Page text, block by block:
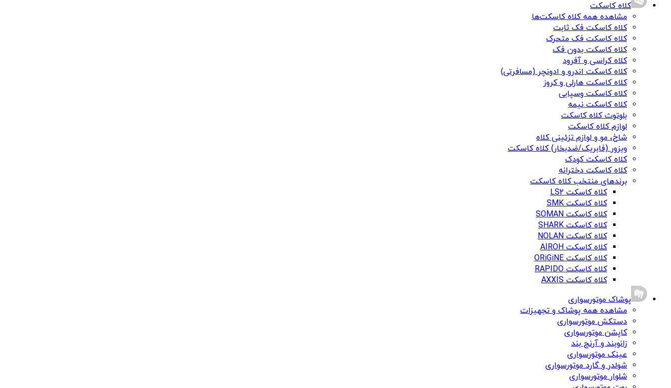
کلاه کاسکت
مشاهده همه کلاه کاسکت‌ها
کلاه کاسکت فک ثابت
کلاه کاسکت فک متحرک
کلاه کاسکت بدون فک
کلاه کراسی و آفرود
کلاه کاسکت اندرو و ادونچر (مسافرتی)
کلاه کاسکت هارلی و کروز
کلاه کاسکت وسپایی
کلاه کاسکت نیمه
بلوتوث کلاه کاسکت
لوازم کلاه کاسکت
شاخ، مو و لوازم تزئینی کلاه
ویزور (فابریک/ضدبخار) کلاه کاسکت
کلاه کاسکت کودک
کلاه کاسکت دخترانه
برندهای منتخب کلاه کاسکت
کلاه کاسکت LS2
کلاه کاسکت SMK
کلاه کاسکت SOMAN
کلاه کاسکت SHARK
کلاه کاسکت NOLAN
کلاه کاسکت AIROH
کلاه کاسکت ORiGiNE
کلاه کاسکت RAPIDO
کلاه کاسکت AXXIS
پوشاک موتورسواری
مشاهده همه پوشاک و تجهیزات
دستکش موتورسواری
کاپشن موتورسواری
زانوبند و آرنج بند
عینک موتورسواری
شولدر و گارد موتورسواری
شلوار موتورسواری